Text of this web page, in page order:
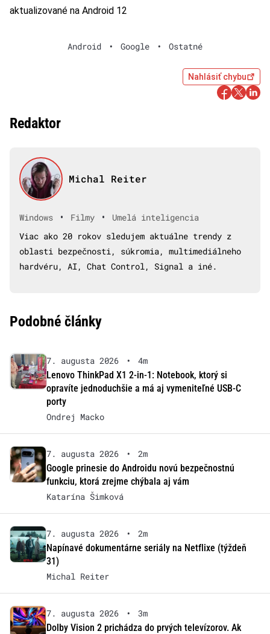
aktualizované na Android 12
Android • Google • Ostatné
Nahlásiť chybu
Redaktor
Michal Reiter
Windows • Filmy •
Umelá inteligencia
Viac ako 20 rokov sledujem aktuálne trendy z
oblasti bezpečnosti, súkromia, multimediálneho
hardvéru, AI, Chat Control, Signal a iné.
Podobné články
7. augusta 2026 •
4m
Lenovo ThinkPad X1 2-in-1: Notebook, ktorý si
opravíte jednoduchšie a má aj vymeniteľné USB-C
porty
Ondrej Macko
7. augusta 2026 •
2m
Google prinesie do Androidu novú bezpečnostnú
funkciu, ktorá zrejme chýbala aj vám
Katarína Šimková
7. augusta 2026 •
2m
Napínavé dokumentárne seriály na Netflixe (týždeň
31)
Michal Reiter
7. augusta 2026 •
3m
Dolby Vision 2 prichádza do prvých televízorov. Ak